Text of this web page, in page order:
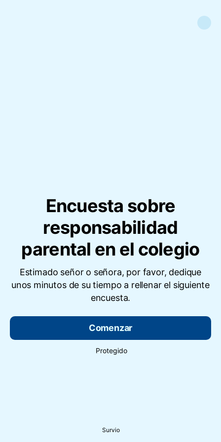
Encuesta sobre
responsabilidad
parental en el colegio
Estimado señor o señora, por favor, dedique
unos minutos de su tiempo a rellenar el siguiente
encuesta.
Comenzar
Protegido
Survio